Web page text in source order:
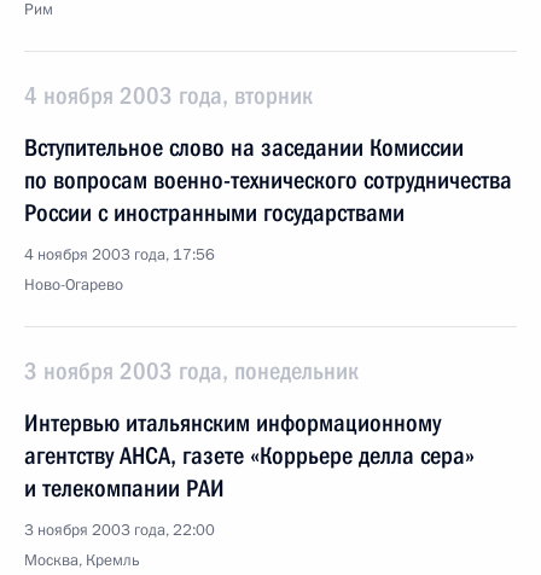
Рим
4 ноября 2003 года, вторник
Вступительное слово на заседании Комиссии
по вопросам военно-технического сотрудничества
России с иностранными государствами
4 ноября 2003 года, 17:56
Ново-Огарево
3 ноября 2003 года, понедельник
Интервью итальянским информационному
агентству АНСА, газете «Коррьере делла сера»
и телекомпании РАИ
3 ноября 2003 года, 22:00
Москва, Кремль